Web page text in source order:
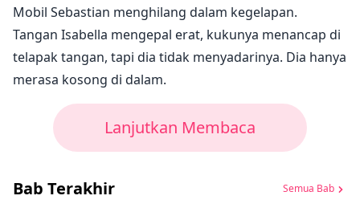
Mobil Sebastian menghilang dalam kegelapan.
Tangan Isabella mengepal erat, kukunya menancap di
telapak tangan, tapi dia tidak menyadarinya. Dia hanya
merasa kosong di dalam.
Lanjutkan Membaca
Bab Terakhir Semua Bab